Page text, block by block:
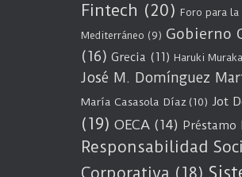
Fintech (20) Foro para la
Mediterráneo (9) Gobierno
(16) Grecia (11) Haruki
José M. Domínguez
María Casasola Díaz (10) Jot
(19) OECA (14) Préstamo
Responsabilidad